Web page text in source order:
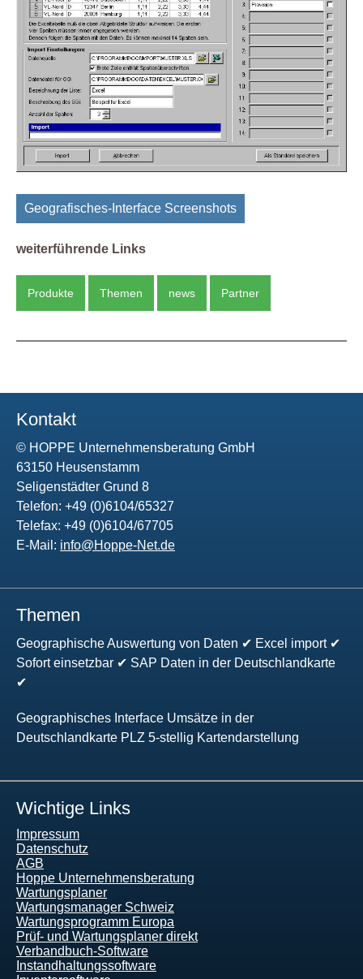
Geografisches-Interface Screenshots
weiterführende Links
Produkte Themen news Partner
Kontakt
© HOPPE Unternehmensberatung GmbH
63150 Heusenstamm
Seligenstädter Grund 8
Telefon: +49 (0)6104/65327
Telefax: +49 (0)6104/67705
E-Mail: info@Hoppe-Net.de
Themen
Geographische Auswertung von Daten ✔ Excel import ✔
Sofort einsetzbar ✔ SAP Daten in der Deutschlandkarte
✔
Geographisches Interface Umsätze in der
Deutschlandkarte PLZ 5-stellig Kartendarstellung
Wichtige Links
Impressum
Datenschutz
AGB
Hoppe Unternehmensberatung
Wartungsplaner
Wartungsmanager Schweiz
Wartungsprogramm Europa
Prüf- und Wartungsplaner direkt
Verbandbuch-Software
Instandhaltungssoftware